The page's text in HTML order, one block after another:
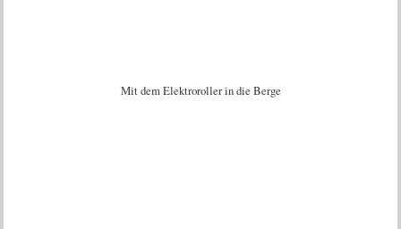
Mit dem Elektroroller in die Berge